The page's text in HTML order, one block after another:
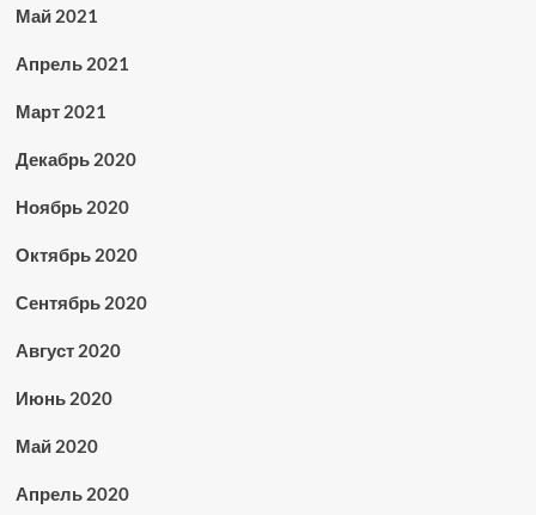
Май 2021
Апрель 2021
Март 2021
Декабрь 2020
Ноябрь 2020
Октябрь 2020
Сентябрь 2020
Август 2020
Июнь 2020
Май 2020
Апрель 2020